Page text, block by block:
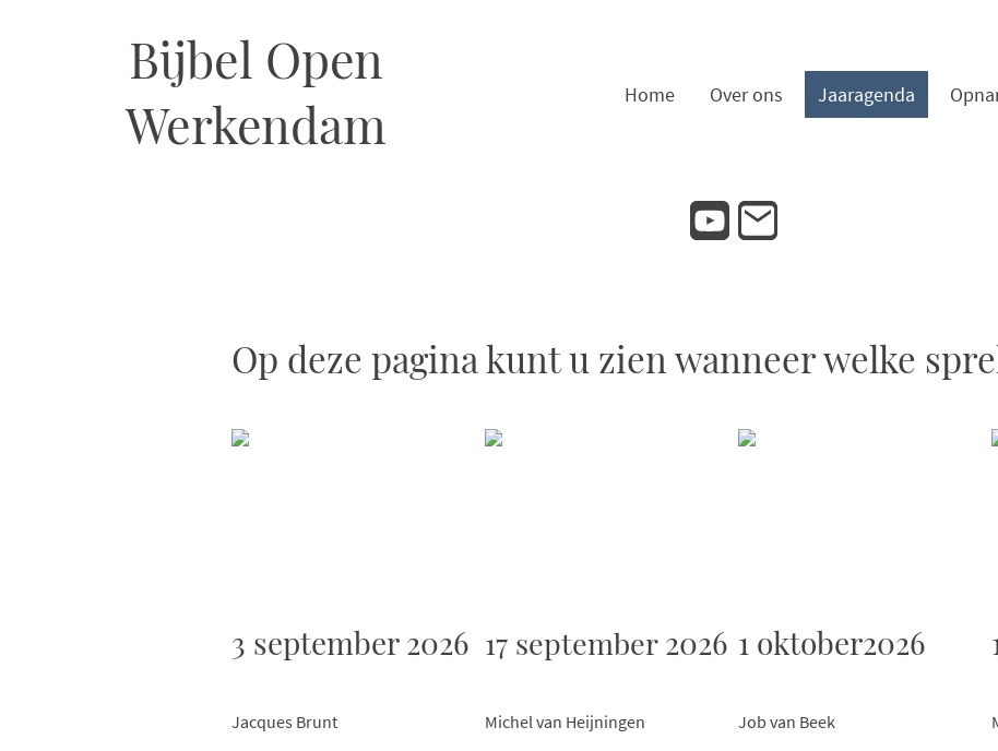
Bijbel Open
Werkendam Home Over ons Jaaragenda
Op deze pagina kunt u zien wanneer welke
3 september 2026
Jacques Brunt
17 september2026
Michel van Heijningen
1 oktober2026
Job van Beek